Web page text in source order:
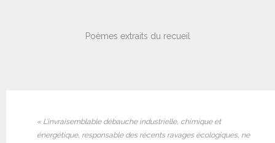
Poèmes extraits du recueil
« L’invraisemblable débauche industrielle, chimique et
énergétique, responsable des récents ravages écologiques, ne